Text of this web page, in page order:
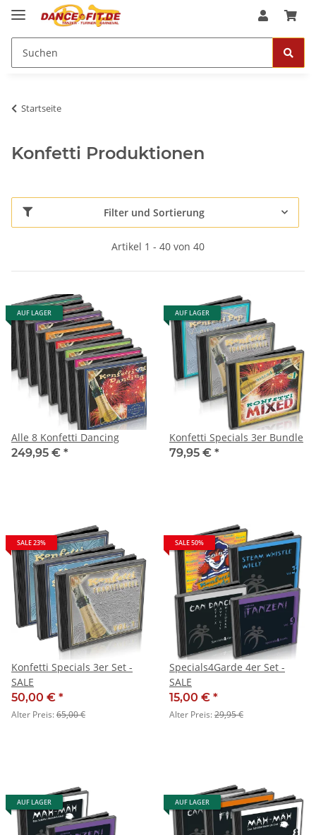
Startseite
Konfetti Produktionen
Filter und Sortierung
Artikel 1 - 40 von 40
AUF LAGER
Alle 8 Konfetti Dancing
249,95 € *
AUF LAGER
Konfetti Specials 3er Bundle
79,95 € *
SALE 23%
Konfetti Specials 3er Set -
SALE
50,00 € *
Alter Preis:65,00 €
SALE 50%
Specials4Garde 4er Set -
SALE
15,00 € *
Alter Preis:29,95 €
AUF LAGER AUF LAGER